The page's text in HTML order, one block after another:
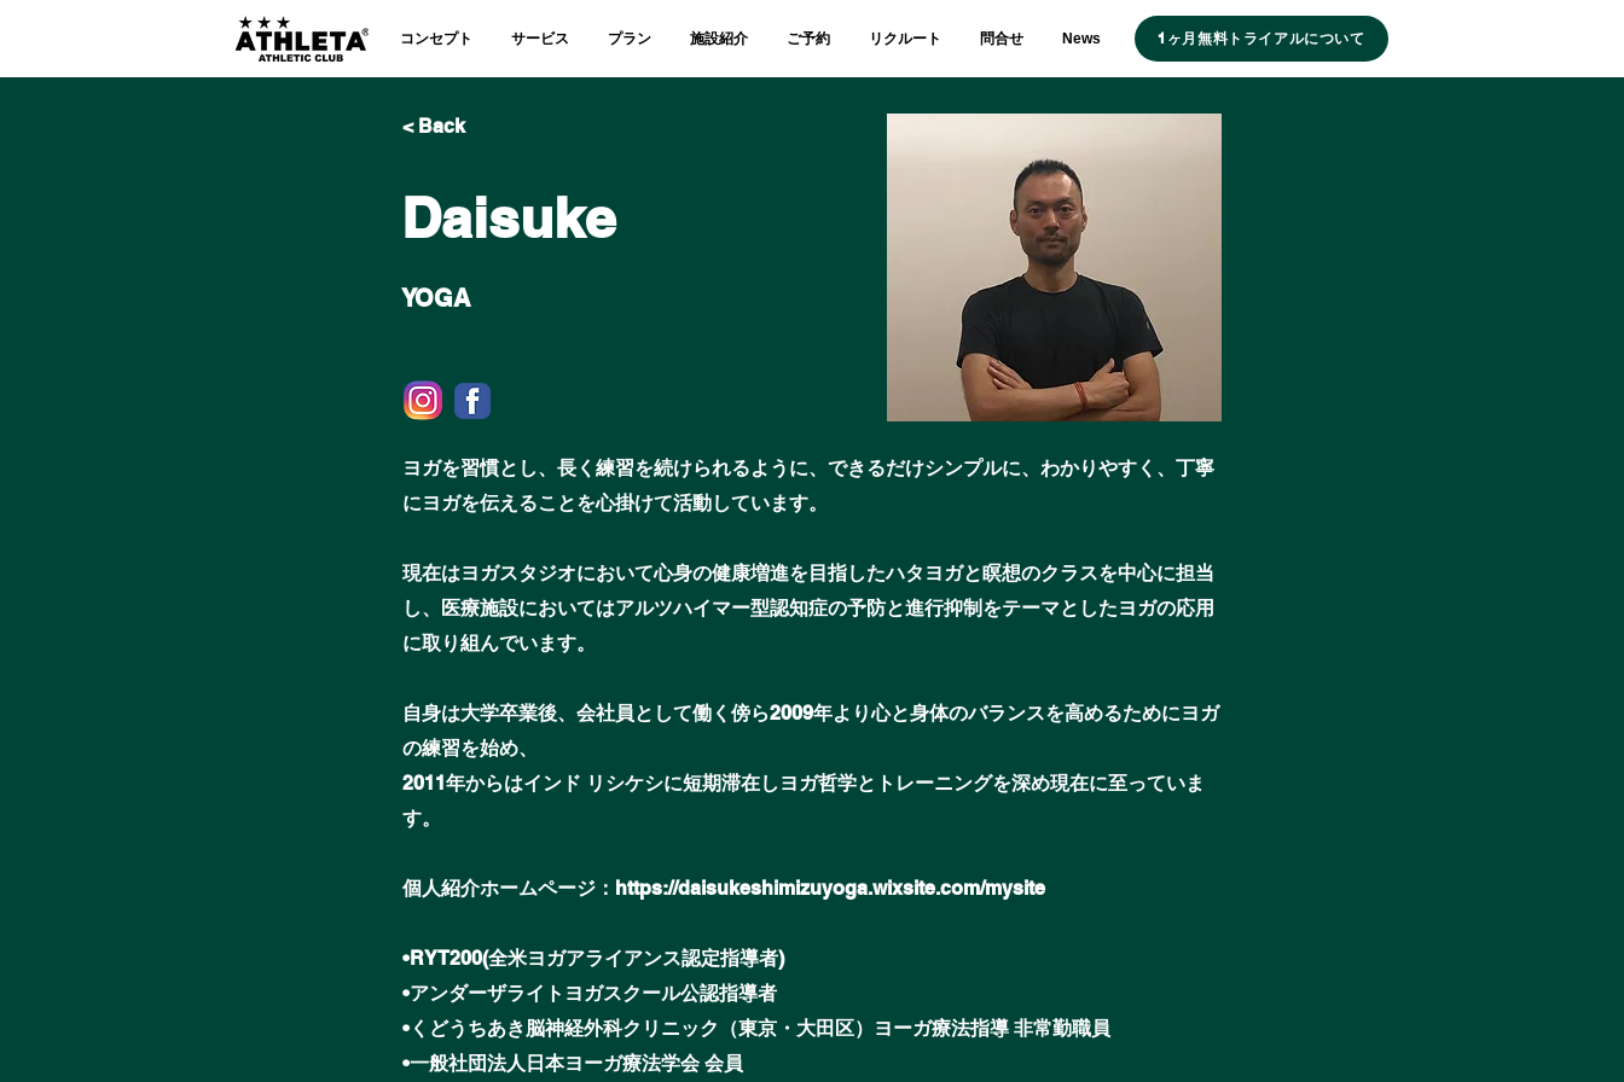
コンセプト サービス プラン 施設紹介 ご予約 リクルート 問合せ News 1ヶ月無料トライアルについて
< Back
Daisuke
YOGA
ヨガを習慣とし、長く練習を続けられるように、できるだけシンプルに、わかりやすく、丁寧
にヨガを伝えることを心掛けて活動しています。
現在はヨガスタジオにおいて心身の健康増進を目指したハタヨガと瞑想のクラスを中心に担当
し、医療施設においてはアルツハイマー型認知症の予防と進行抑制をテーマとしたヨガの応用
に取り組んでいます。
自身は大学卒業後、会社員として働く傍ら2009年より心と身体のバランスを高めるためにヨガ
の練習を始め、
2011年からはインド リシケシに短期滞在しヨガ哲学とトレーニングを深め現在に至っていま
す。
個人紹介ホームページ： https://daisukeshimizuyoga.wixsite.com/mysite
•RYT200(全米ヨガアライアンス認定指導者)
•アンダーザライトヨガスクール公認指導者
•くどうちあき脳神経外科クリニック（東京・大田区）ヨーガ療法指導 非常勤職員
•一般社団法人日本ヨーガ療法学会 会員